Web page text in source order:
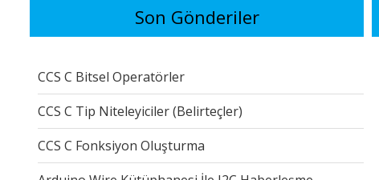
Son Gönderiler
CCS C Bitsel Operatörler
CCS C Tip Niteleyiciler (Belirteçler)
CCS C Fonksiyon Oluşturma